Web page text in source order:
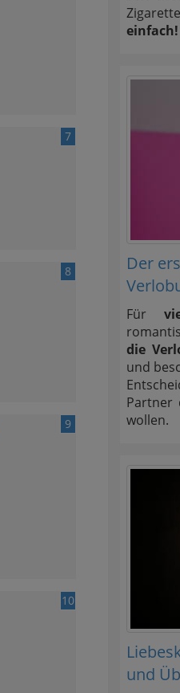
7
8
9
10
einfach!
Der
Für
die
und
Partner
wollen.
und